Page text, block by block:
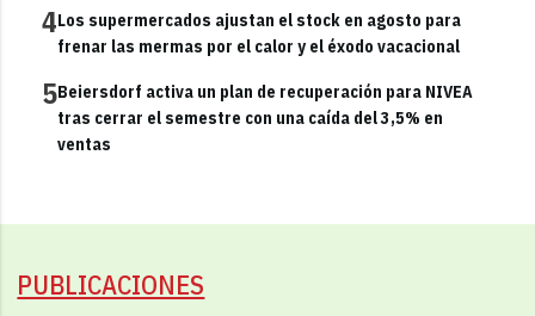
4Los supermercados ajustan el stock en agosto para
frenar las mermas por el calor y el éxodo vacacional
5Beiersdorf activa un plan de recuperación para NIVEA
tras cerrar el semestre con una caída del 3,5% en
ventas
PUBLICACIONES